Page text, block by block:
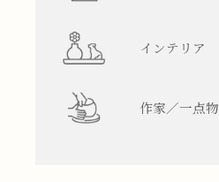
インテリア
作家／一点物